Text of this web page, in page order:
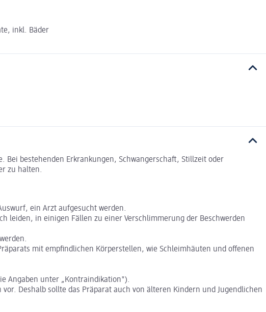
inkl. Bäder
Bei bestehenden Erkrankungen, Schwangerschaft, Stillzeit oder
zu halten.
ein Arzt aufgesucht werden.
leiden, in einigen Fällen zu einer Verschlimmerung der Beschwerden
mit empfindlichen Körperstellen, wie Schleimhäuten und offenen
Angaben unter „Kontraindikation").
Deshalb sollte das Präparat auch von älteren Kindern und Jugendlichen